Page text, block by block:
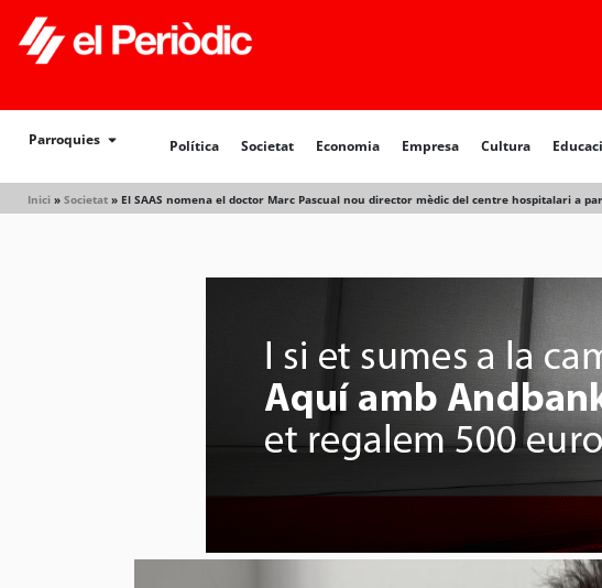
Parroquies Política Societat Economia Empresa Cultura
Inici » Societat » El SAAS nomena el doctor Marc Pascual nou director mèdic del centre hospitalari a
Política Societat